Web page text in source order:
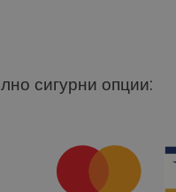
сигурни опции: